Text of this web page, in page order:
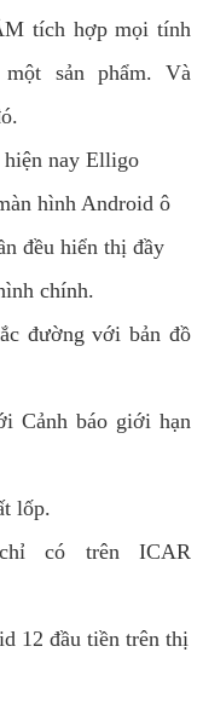
tích hợp mọi tính
sản phẩm. Và
nay Elligo
hình Android ô
đều hiển thị đầy
chính.
đường với bản đồ
Cảnh báo giới hạn
lốp.
có trên ICAR
12 đầu tiền trên thị